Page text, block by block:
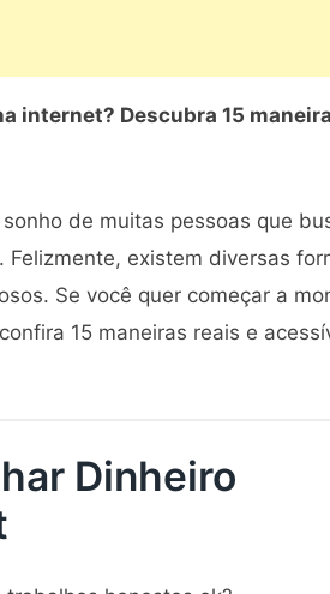
internet? Descubra 15
de muitas pessoas que
existem diversas
Se você quer começar a
15 maneiras reais e
Dinheiro